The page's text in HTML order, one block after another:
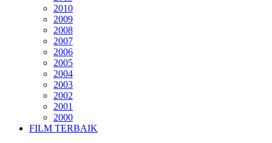
2010
2009
2008
2007
2006
2005
2004
2003
2002
2001
2000
FILM TERBAIK